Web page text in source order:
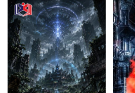
Tính Cách Nhân Vật :
Cơ Trí
Sát Phạt Quyết Đoán
Vô Sỉ